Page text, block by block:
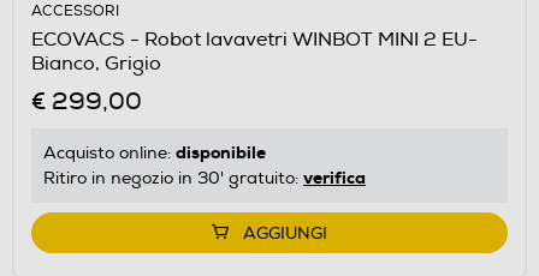
ACCESSORI
ECOVACS - Robot lavavetri WINBOT MINI 2 EU-
Bianco, Grigio
€ 299,00
Acquisto online: disponibile
Ritiro in negozio in 30' gratuito: verifica
AGGIUNGI